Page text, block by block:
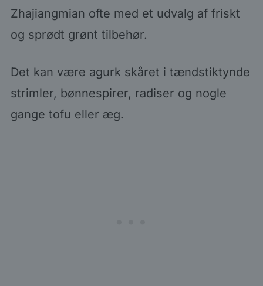
Zhajiangmian ofte med et udvalg af friskt
og sprødt grønt tilbehør.
Det kan være agurk skåret i tændstiktynde
strimler, bønnespirer, radiser og nogle
gange tofu eller æg.